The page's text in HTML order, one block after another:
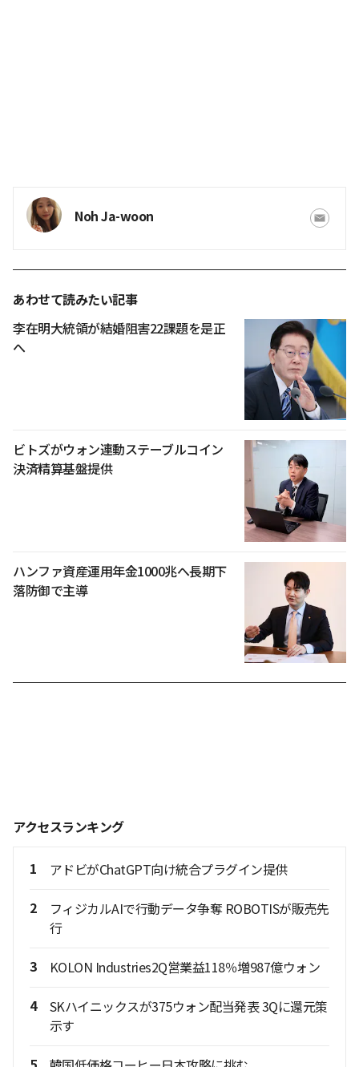
Noh Ja-woon
あわせて読みたい記事
李在明大統領が結婚阻害22課題を是正
へ
ビトズがウォン連動ステーブルコイン
決済精算基盤提供
ハンファ資産運用年金1000兆へ長期下
落防御で主導
アクセスランキング
1 アドビがChatGPT向け統合プラグイン提供
2
フィジカルAIで行動データ争奪 ROBOTISが販売先
行
3 KOLON Industries2Q営業益118％増987億ウォン
4
SKハイニックスが375ウォン配当発表 3Qに還元策
示す